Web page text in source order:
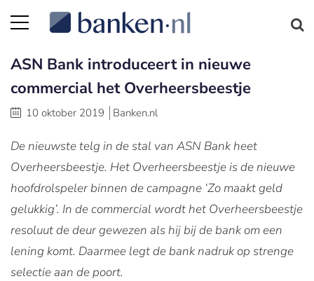
ASN Bank introduceert in nieuwe
commercial het Overheersbeestje
10 oktober 2019 Banken.nl
De nieuwste telg in de stal van ASN Bank heet
Overheersbeestje. Het Overheersbeestje is de nieuwe
hoofdrolspeler binnen de campagne ‘Zo maakt geld
gelukkig’. In de commercial wordt het Overheersbeestje
resoluut de deur gewezen als hij bij de bank om een
lening komt. Daarmee legt de bank nadruk op strenge
selectie aan de poort.